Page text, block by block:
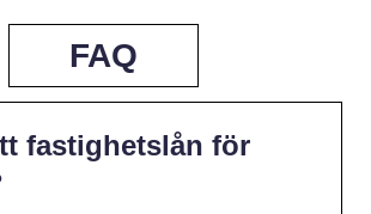
FAQ
fastighetslån för